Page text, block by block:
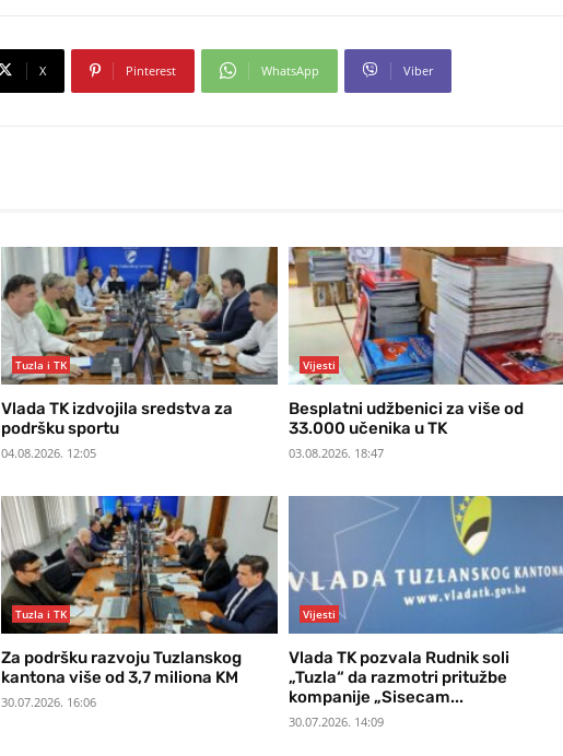
X Pinterest WhatsApp Viber
Tuzla i TK
Vlada TK izdvojila sredstva za
podršku sportu
04.08.2026. 12:05
Vijesti
Besplatni udžbenici za više od
33.000 učenika u TK
03.08.2026. 18:47
Tuzla i TK
Za podršku razvoju Tuzlanskog
kantona više od 3,7 miliona KM
30.07.2026. 16:06
Vijesti
Vlada TK pozvala Rudnik soli
„Tuzla“ da razmotri pritužbe
kompanije „Sisecam...
30.07.2026. 14:09